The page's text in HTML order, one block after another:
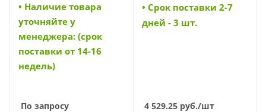
• Наличие товара
уточняйте у
менеджера: (срок
поставки от 14-16
недель)
По запросу
• Cрок поставки 2-7
дней - 3 шт.
4 529.25 руб./шт